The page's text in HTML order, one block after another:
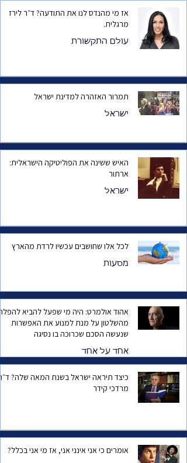
אז מי מהנדס לנו את התודעה? ד״ר לירז
מרגלית.
עולם התקשורת
תמרור האזהרה למדינת ישראל
ישראל
האיש ששינה את הפוליטיקה הישראלית:
ארתור
ישראל
לכל אלו שחושבים עכשיו לרדת מהארץ
מסעות
אהוד אולמרט: היה מי שפעל להביא
מהשלטון על מנת למנוע את האפשרות
שנעשה הסכם שכרוכה בו נסיגה
אחד על אחד
כיצד תיראה ישראל בשנת המאה
מרדכי קידר
אומרים כי אני אינני אני, אז מי אני בכלל?